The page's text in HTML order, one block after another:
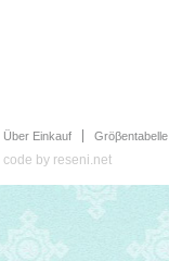
Über Einkauf Gröβentabelle
| code by reseni.net